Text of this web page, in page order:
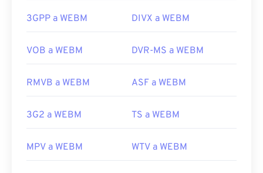
navegadores admiten archivos WEBM.
Enlaces útiles:
https://tools.google.com/dlpage/webmmf/
3GPP a WEBM DIVX a WEBM
VOB a WEBM DVR-MS a WEBM
RMVB a WEBM ASF a WEBM
3G2 a WEBM TS a WEBM
MPV a WEBM WTV a WEBM